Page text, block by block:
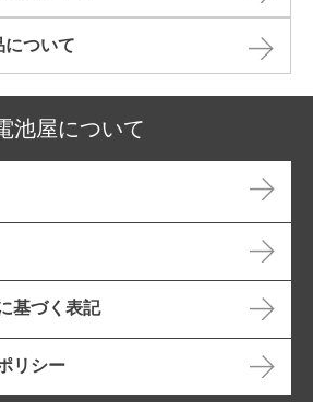
について​
池屋について
基づく表記
リシー